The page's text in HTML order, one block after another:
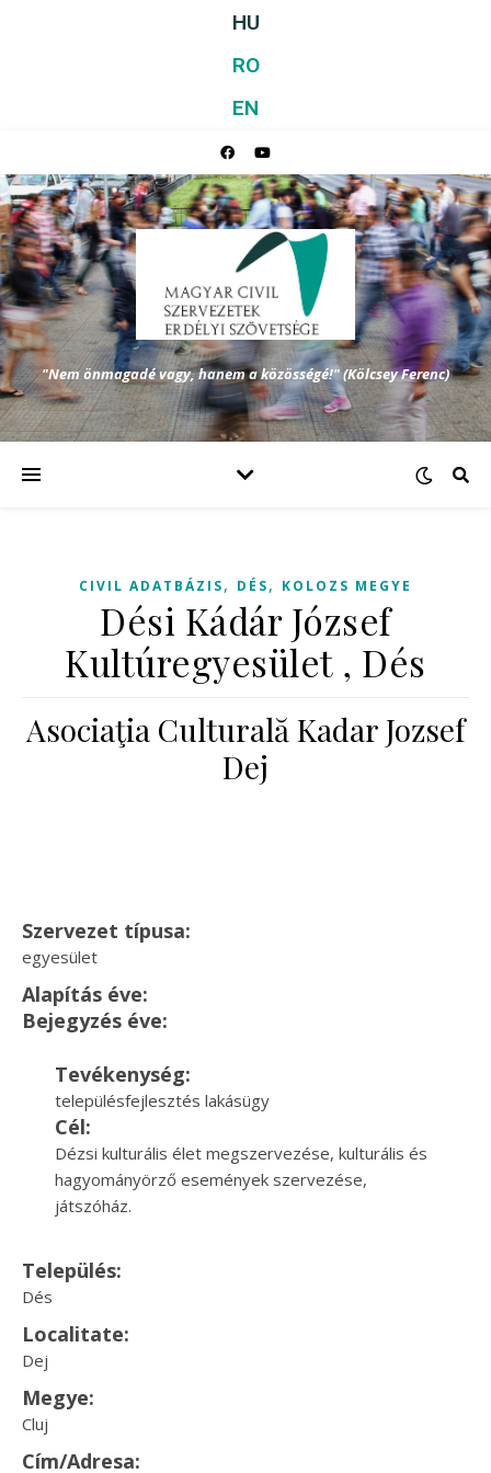
HU
RO
EN
"Nem önmagadé vagy, hanem a közösségé!" (Kölcsey Ferenc)
CIVIL ADATBÁZIS, DÉS, KOLOZS MEGYE
Dési Kádár József
Kultúregyesület , Dés
Asociaţia Culturală Kadar Jozsef
Dej
Szervezet típusa:
egyesület
Alapítás éve:
Bejegyzés éve:
Tevékenység:
településfejlesztés lakásügy
Cél:
Dézsi kulturális élet megszervezése, kulturális és
hagyományörző események szervezése,
játszóház.
Település:
Dés
Localitate:
Dej
Megye:
Cluj
Cím/Adresa: